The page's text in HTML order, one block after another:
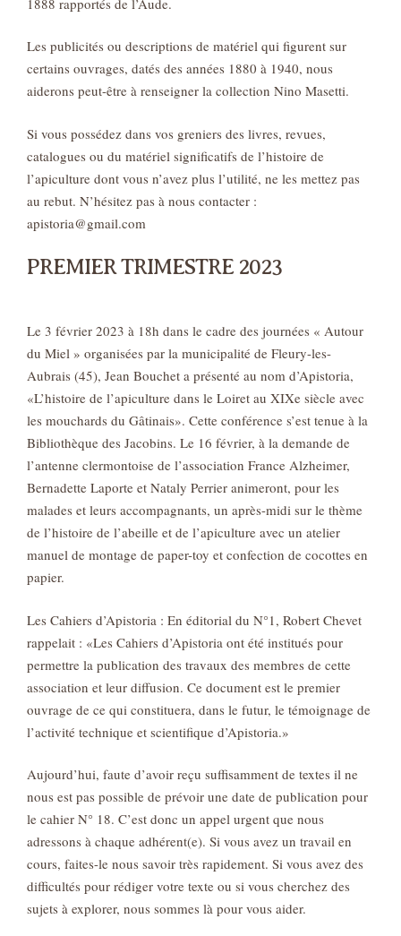
Les publicités ou descriptions de matériel qui figurent sur
certains ouvrages, datés des années 1880 à 1940, nous
aiderons peut-être à renseigner la collection Nino Masetti.
Si vous possédez dans vos greniers des livres, revues,
catalogues ou du matériel significatifs de l’histoire de
l’apiculture dont vous n’avez plus l’utilité, ne les mettez pas
au rebut. N’hésitez pas à nous contacter :
apistoria@gmail.com
PREMIER TRIMESTRE 2023
Le 3 février 2023 à 18h dans le cadre des journées « Autour
du Miel » organisées par la municipalité de Fleury-les-
Aubrais (45), Jean Bouchet a présenté au nom d’Apistoria,
«L’histoire de l’apiculture dans le Loiret au XIXe siècle avec
les mouchards du Gâtinais». Cette conférence s’est tenue à la
Bibliothèque des Jacobins. Le 16 février, à la demande de
l’antenne clermontoise de l’association France Alzheimer,
Bernadette Laporte et Nataly Perrier animeront, pour les
malades et leurs accompagnants, un après-midi sur le thème
de l’histoire de l’abeille et de l’apiculture avec un atelier
manuel de montage de paper-toy et confection de cocottes en
papier.
Les Cahiers d’Apistoria : En éditorial du N°1, Robert Chevet
rappelait : «Les Cahiers d’Apistoria ont été institués pour
permettre la publication des travaux des membres de cette
association et leur diffusion. Ce document est le premier
ouvrage de ce qui constituera, dans le futur, le témoignage de
l’activité technique et scientifique d’Apistoria.»
Aujourd’hui, faute d’avoir reçu suffisamment de textes il ne
nous est pas possible de prévoir une date de publication pour
le cahier N° 18. C’est donc un appel urgent que nous
adressons à chaque adhérent(e). Si vous avez un travail en
cours, faites-le nous savoir très rapidement. Si vous avez des
difficultés pour rédiger votre texte ou si vous cherchez des
sujets à explorer, nous sommes là pour vous aider.